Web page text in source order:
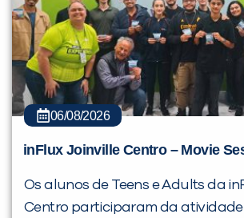
06/08/2026
inFlux Joinville Centro – Movie
Os alunos de Teens e Adults da
Centro participaram da